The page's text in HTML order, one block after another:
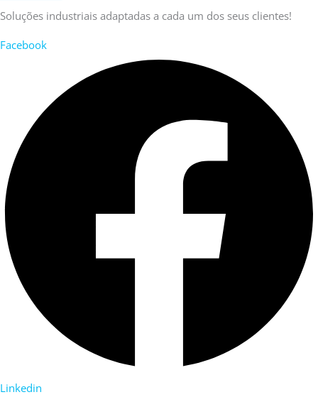
Soluções industriais adaptadas a cada um dos seus clientes!
Facebook
Linkedin